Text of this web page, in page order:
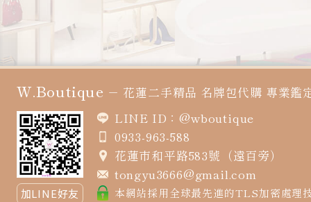
W.Boutique － 花蓮二手精品 名牌包代購 專業鑑
加LINE好友
LINE ID：@wboutique
0933-963-588
花蓮市和平路583號（遠百旁）
tongyu3666@gmail.com
本網站採用全球最先進的TLS加密處理